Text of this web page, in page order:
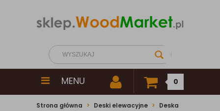
MENU 0
Strona główna Deski elewacyjne
Deska